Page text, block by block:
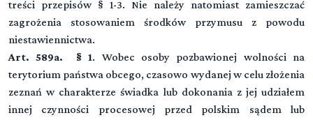
treści przepisów § 1-3. Nie należy natomiast zamieszczać
zagrożenia stosowaniem środków przymusu z powodu
niestawiennictwa.
Art. 589a. § 1. Wobec osoby pozbawionej wolności na
terytorium państwa obcego, czasowo wydanej w celu złożenia
zeznań w charakterze świadka lub dokonania z jej udziałem
innej czynności procesowej przed polskim sądem lub